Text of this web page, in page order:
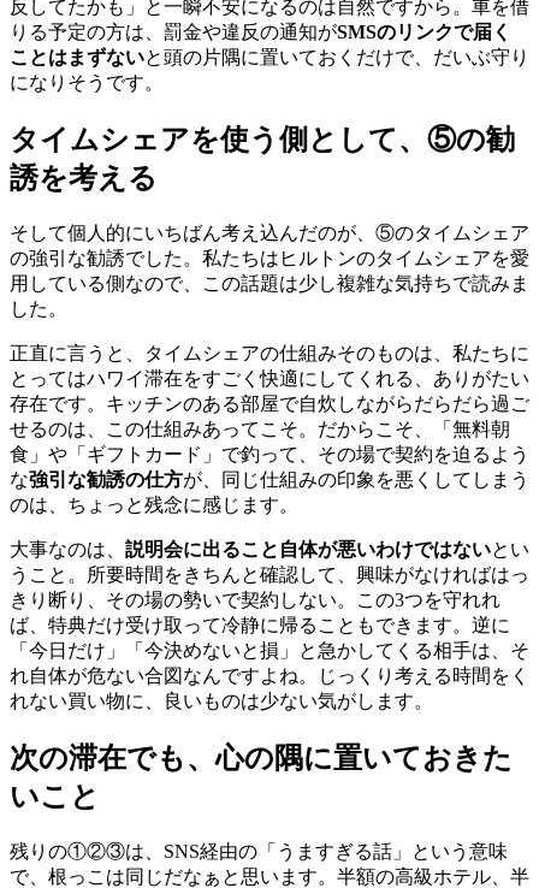
反してたかも」と一瞬不安になるのは自然ですから。車を借
りる予定の方は、罰金や違反の通知がSMSのリンクで届く
ことはまずないと頭の片隅に置いておくだけで、だいぶ守り
になりそうです。
タイムシェアを使う側として、⑤の勧
誘を考える
そして個人的にいちばん考え込んだのが、⑤のタイムシェア
の強引な勧誘でした。私たちはヒルトンのタイムシェアを愛
用している側なので、この話題は少し複雑な気持ちで読みま
した。
正直に言うと、タイムシェアの仕組みそのものは、私たちに
とってはハワイ滞在をすごく快適にしてくれる、ありがたい
存在です。キッチンのある部屋で自炊しながらだらだら過ご
せるのは、この仕組みあってこそ。だからこそ、「無料朝
食」や「ギフトカード」で釣って、その場で契約を迫るよう
な強引な勧誘の仕方が、同じ仕組みの印象を悪くしてしまう
のは、ちょっと残念に感じます。
大事なのは、 説明会に出ること自体が悪いわけではないとい
うこと。所要時間をきちんと確認して、興味がなければはっ
きり断り、その場の勢いで契約しない。この3つを守れれ
ば、特典だけ受け取って冷静に帰ることもできます。逆に
「今日だけ」「今決めないと損」と急かしてくる相手は、そ
れ自体が危ない合図なんですよね。じっくり考える時間をく
れない買い物に、良いものは少ない気がします。
次の滞在でも、心の隅に置いておきた
いこと
残りの①②③は、SNS経由の「うますぎる話」という意味
で、根っこは同じだなぁと思います。半額の高級ホテル、半